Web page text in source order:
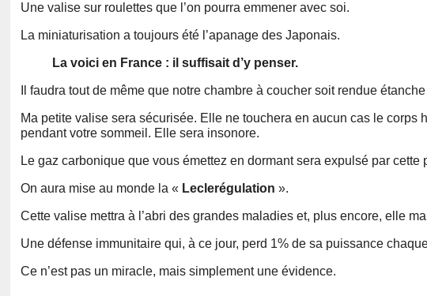
Une valise sur roulettes que l’on pourra emmener avec soi.
La miniaturisation a toujours été l’apanage des Japonais.
La voici en France : il suffisait d’y penser.
Il faudra tout de même que notre chambre à coucher soit rendue
Ma petite valise sera sécurisée. Elle ne touchera en aucun cas le
pendant votre sommeil. Elle sera insonore.
Le gaz carbonique que vous émettez en dormant sera expulsé par cette
On aura mise au monde la « Leclerégulation ».
Cette valise mettra à l’abri des grandes maladies et, plus encore, elle
Une défense immunitaire qui, à ce jour, perd 1% de sa puissance
Ce n’est pas un miracle, mais simplement une évidence.